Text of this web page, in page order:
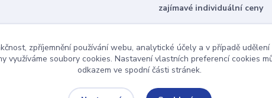
zajímavé individuální ceny
zpříjemnění používání webu, analytické účely a v případě
využíváme soubory cookies. Nastavení vlastních preferencí cookies
odkazem ve spodní části stránek.